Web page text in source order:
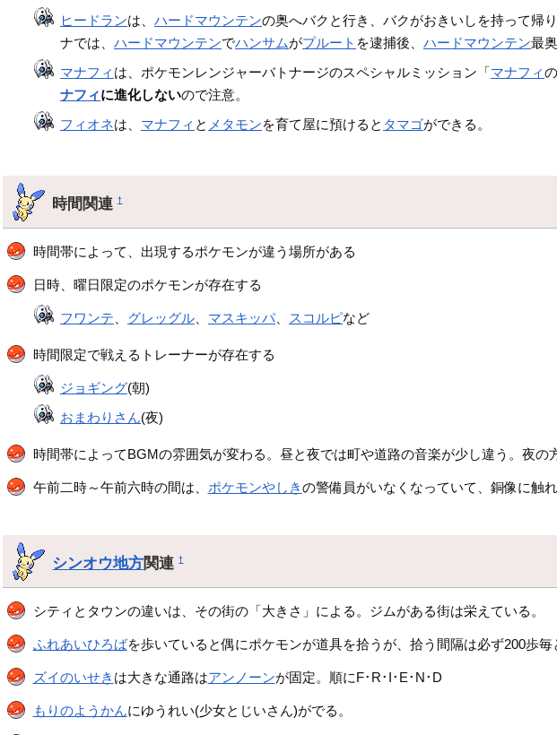
ヒードランは、ハードマウンテンの奥へバクと行き、バクがおきいしを持って帰
ナでは、ハードマウンテンでハンサムがプルート を逮捕後、ハードマウンテン最
マナフィ は、ポケモンレンジャーバトナージのスペシャルミッション「マナフィの
ナフィに進化しないので注意。
フィオネは、 マナフィ と メタモンを育て屋に預けると タマゴができる。
時間関連†
時間帯によって、出現するポケモンが違う場所がある
日時、曜日限定のポケモンが存在する
フワンテ グレッグル マスキッパ、 スコルピなど
時間限定で戦えるトレーナーが存在する
ジョギング(朝)
おまわりさん(夜)
時間帯によってBGMの雰囲気が変わる。昼と夜では町や道路の音楽が少し違う。夜の
午前二時～午前六時の間は、 ポケモンやしきの警備員がいなくなっていて、銅像に触
シンオウ地方関連†
シティとタウンの違いは、その街の「大きさ」による。ジムがある街は栄えている。
ふれあいひろばを歩いていると偶にポケモンが道具を拾うが、拾う間隔は必ず200歩毎
ズイのいせき は大きな通路はアンノーンが固定。順にF･R･I･E･N･D
もりのようかんにゆうれい(少女とじいさん)がでる。